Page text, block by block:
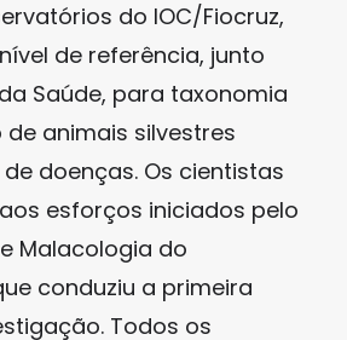
do IOC/Fiocruz,
de referência, junto
Saúde, para taxonomia
animais silvestres
doenças. Os cientistas
esforços iniciados pelo
Malacologia do
conduziu a primeira
Todos os